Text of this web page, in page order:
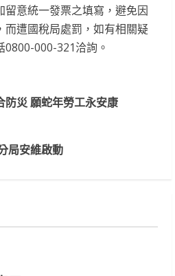
意統一發票之填寫，避免因
遭國稅局處罰，如有相關疑
000-321洽詢。
防災 願蛇年勞工永安康
局安維啟動